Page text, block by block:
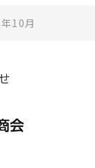
10月